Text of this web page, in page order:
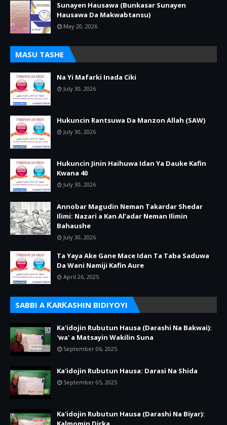
Sunayen Hausawa (Bunkasar Sunayen
Hausawa Da Makwabtansu)
May 20, 2026
MASU TASHE
Na Yi Mafarki Inada Ciki
July 30, 2026
Hukuncin Rantsuwa Da Manzon Allah (SAW)
July 30, 2026
Hukuncin Jinin Haihuwa Idan Ya Dauke Kafin
Kwana 40
July 30, 2026
Annobar Magudin Neman Takardar Shedar
Ilimi: Nazari a Kan Al’adar Neman Ilimin
Bahaushe
July 30, 2026
Ta Yaya Ake Gane Mace Idan Ta Taba Saduwa
Da Wani Namiji Kafin Aure
April 26, 2025
SABBI A ƘARƘASHIN BIDIYOYI
Ka'idojin Rubutun Hausa (Darashi Na Bakwai):
'wa' a Matsayin Wakilin Suna
September 06, 2025
Ka'idojin Rubutun Hausa: Darasi Na Shida
September 05, 2025
Ka'idojin Rubutun Hausa (Darashi Na Biyar):